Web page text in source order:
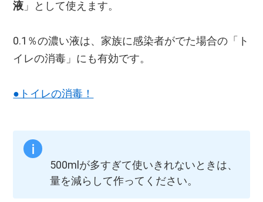
液 」として使えます。
0.1％の濃い液は、家族に感染者がでた場合の「ト
イレの消毒」にも有効です。
●トイレの消毒！
500mlが多すぎて使いきれないときは、
量を減らして作ってください。